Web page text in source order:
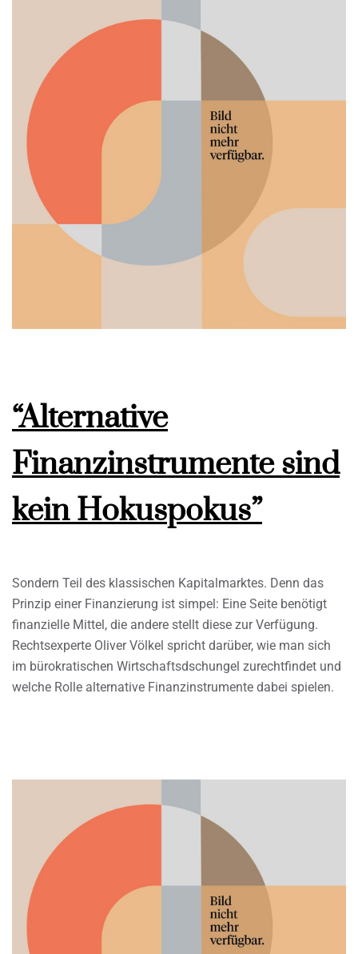
“Alternative
Finanzinstrumente sind
kein Hokuspokus”
Sondern Teil des klassischen Kapitalmarktes. Denn das
Prinzip einer Finanzierung ist simpel: Eine Seite benötigt
finanzielle Mittel, die andere stellt diese zur Verfügung.
Rechtsexperte Oliver Völkel spricht darüber, wie man sich
im bürokratischen Wirtschaftsdschungel zurechtfindet und
welche Rolle alternative Finanzinstrumente dabei spielen.